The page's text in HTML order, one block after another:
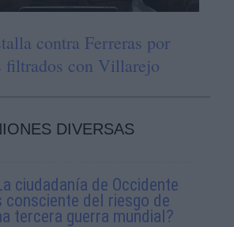
contra Ferreras por
filtrados con Villarejo
DIVERSAS
ciudadanía de Occidente
consciente del riesgo de
tercera guerra mundial?